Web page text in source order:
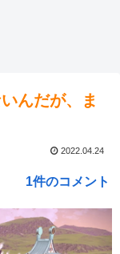
んだが、ま
2022.04.24
1件のコメント